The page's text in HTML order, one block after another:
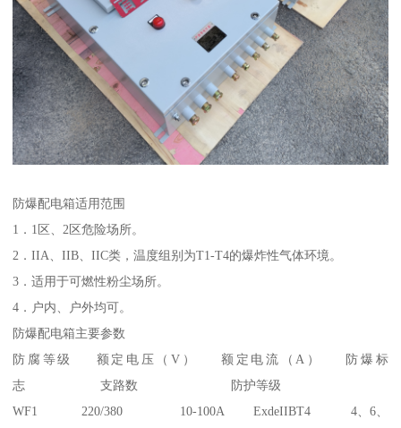
防爆配电箱适用范围
1．1区、2区危险场所。
2．IIA、IIB、IIC类，温度组别为T1-T4的爆炸性气体环境。
3．适用于可燃性粉尘场所。
4．户内、户外均可。
防爆配电箱主要参数
防腐等级 额定电压（V） 额定电流（A） 防爆标
志 支路数 防护等级
WF1 220/380 10-100A ExdeIIBT4 4、6、